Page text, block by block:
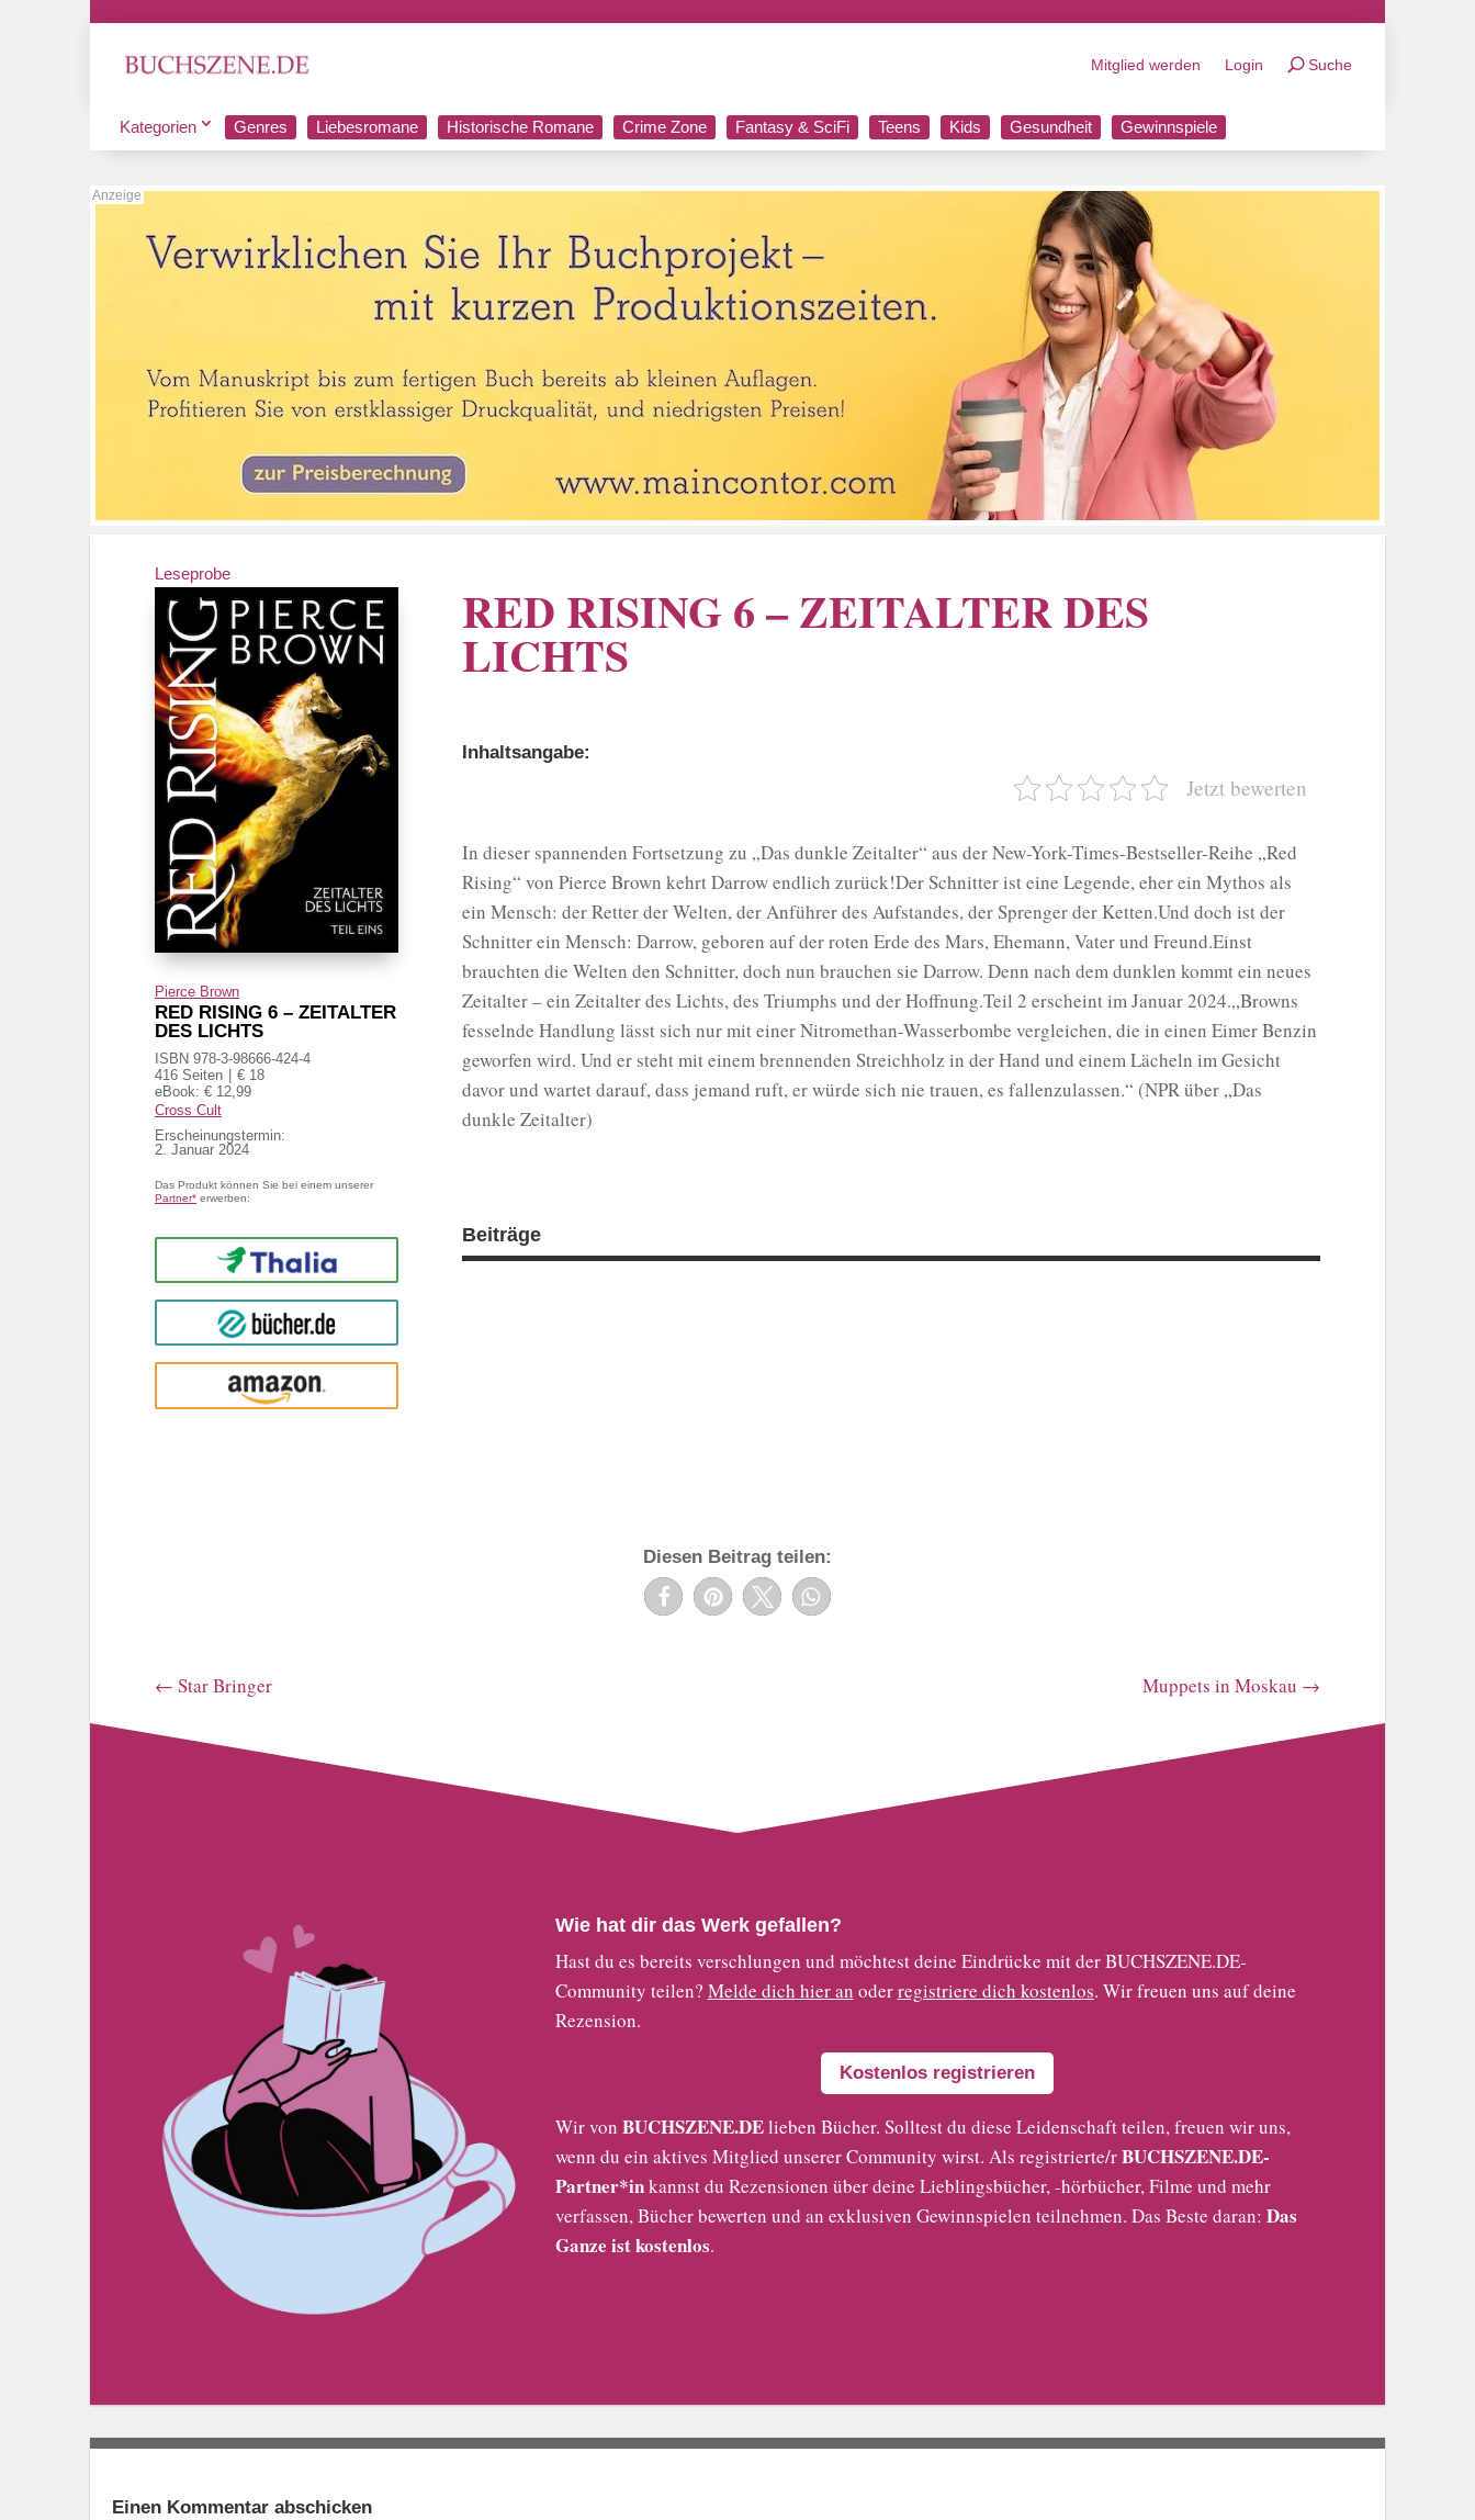
Mitglied werden Login Suche
Kategorien Genres Liebesromane Historische Romane Crime Zone Fantasy & SciFi Teens Kids Gesundheit Gewinnspiele
Leseprobe
Pierce Brown
RED RISING 6 – ZEITALTER
DES LICHTS
ISBN 978-3-98666-424-4
416 Seiten
€ 18
eBook: € 12,99
Cross Cult
Erscheinungstermin:
2. Januar 2024
Das Produkt können Sie bei einem unserer
Partner* erwerben:
Thalia
buecher.de
Amazon
RED RISING 6 – ZEITALTER DES
LICHTS
Inhaltsangabe:
Jetzt bewerten
In dieser spannenden Fortsetzung zu „Das dunkle Zeitalter“ aus der New-York-Times-Bestseller-Reihe „Red
Rising“ von Pierce Brown kehrt Darrow endlich zurück!Der Schnitter ist eine Legende, eher ein Mythos als
ein Mensch: der Retter der Welten, der Anführer des Aufstandes, der Sprenger der Ketten.Und doch ist der
Schnitter ein Mensch: Darrow, geboren auf der roten Erde des Mars, Ehemann, Vater und Freund.Einst
brauchten die Welten den Schnitter, doch nun brauchen sie Darrow. Denn nach dem dunklen kommt ein neues
Zeitalter – ein Zeitalter des Lichts, des Triumphs und der Hoffnung.Teil 2 erscheint im Januar 2024.„Browns
fesselnde Handlung lässt sich nur mit einer Nitromethan-Wasserbombe vergleichen, die in einen Eimer Benzin
geworfen wird. Und er steht mit einem brennenden Streichholz in der Hand und einem Lächeln im Gesicht
davor und wartet darauf, dass jemand ruft, er würde sich nie trauen, es fallenzulassen.“ (NPR über „Das
dunkle Zeitalter)
Beiträge
Diesen Beitrag teilen:
← Star Bringer Muppets in Moskau →
Wie hat dir das Werk gefallen?
Hast du es bereits verschlungen und möchtest deine Eindrücke mit der BUCHSZENE.DE-
Community teilen? Melde dich hier an oderregistriere dich kostenlos. Wir freuen uns auf deine
Rezension.
Kostenlos registrieren
Wir von BUCHSZENE.DElieben Bücher. Solltest du diese Leidenschaft teilen, freuen wir uns,
wenn du ein aktives Mitglied unserer Community wirst. Als registrierte/rBUCHSZENE.DE-
Partner*inkannst du Rezensionen über deine Lieblingsbücher, -hörbücher, Filme und mehr
verfassen, Bücher bewerten und an exklusiven Gewinnspielen teilnehmen. Das Beste daran: Das
Ganze ist kostenlos.
Einen Kommentar abschicken